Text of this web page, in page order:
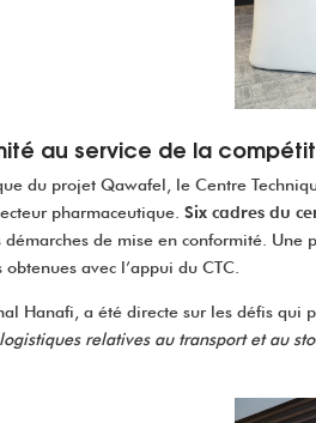
au service de la
du projet Qawafel, le Centre
pharmaceutique. Six cadres du
démarches de mise en conformité. Une
avec l’appui du CTC.
Hanafi, a été directe sur les défis qui
relatives au transport et au